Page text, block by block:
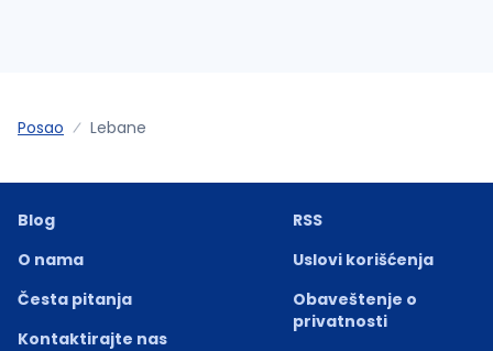
Posao Lebane
Blog
O nama
Česta pitanja
Kontaktirajte nas
RSS
Uslovi korišćenja
Obaveštenje o
privatnosti